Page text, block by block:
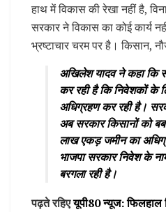
हाथ में विकास की रेखा नहीं है,
सरकार ने विकास का कोई कार्य
भ्रष्टाचार चरम पर है। किसान,
अखिलेश यादव ने कहा कि
कर रही है कि निवेशकों के
अधिग्रहण कर रही है।
अब सरकार किसानों को
लाख एकड़ जमीन का
भाजपा सरकार निवेश के
बरगला रही है।
पढ़ते रहिएयूपी80 न्यूज: फिलहाल